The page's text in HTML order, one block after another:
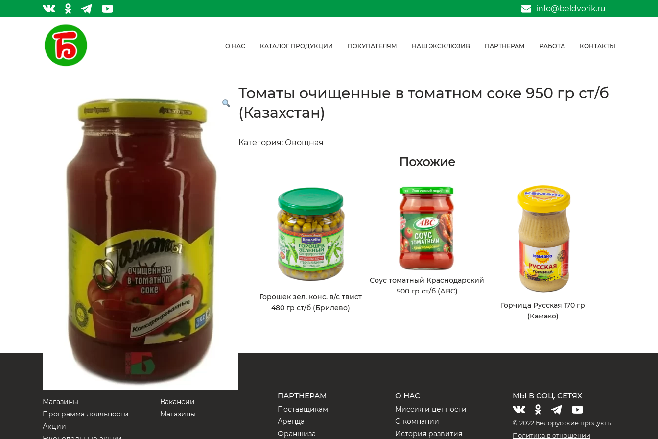
info@beldvorik.ru
О НАС КАТАЛОГ ПРОДУКЦИИ ПОКУПАТЕЛЯМ НАШ ЭКСКЛЮЗИВ ПАРТНЕРАМ РАБОТА КОНТАКТЫ
Томаты очищенные в томатном соке 950 гр ст/б
(Казахстан)
Категория: Овощная
Похожие
Горошек зел. конс. в/с твист
480 гр ст/б (Брилево)
Соус томатный Краснодарский
500 гр ст/б (АВС)
Горчица Русская 170 гр
(Камако)
Магазины
Программа лояльности
Акции
Вакансии
Магазины
ПАРТНЕРАМ
Поставщикам
Аренда
Франшиза
О НАС
Миссия и ценности
О компании
История развития
МЫ В СОЦ. СЕТЯХ
© 2022 Белорусские продукты
Политика в отношении